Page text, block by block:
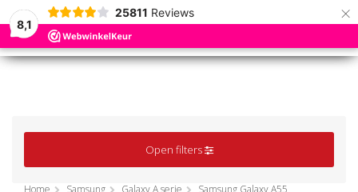
8,1
25811 Reviews ×
MENU
MENU
Open filters